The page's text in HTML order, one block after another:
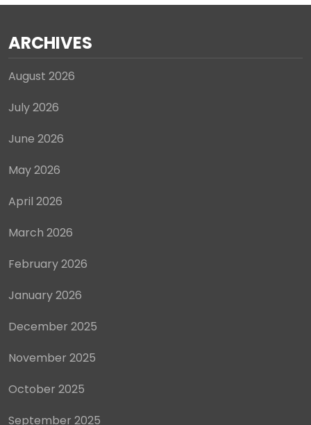
June 2026
May 2026
April 2026
March 2026
February 2026
January 2026
December 2025
November 2025
October 2025
September 2025
August 2025
July 2025
June 2025
May 2025